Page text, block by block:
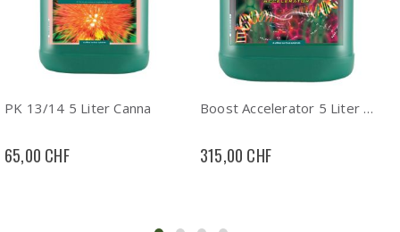
PK 13/14 5 Liter Canna
65,00 CHF
Boost Accelerator 5 Liter
315,00 CHF